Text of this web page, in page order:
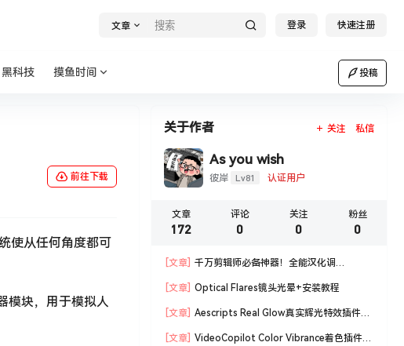
文章 登录 快速注册
黑科技 摸鱼时间 投稿
前往下载
使从任何角度都可
模块，用于模拟人
关于作者 关注 私信
As you wish
彼岸 Lv81 认证用户
文章
172
评论
0
关注
0
粉丝
0
[文章]
千万剪辑师必备神器！全能汉化调
[文章]
Optical Flares镜头光晕+安装教程
[文章]
Aescripts Real Glow真实辉光特效插件
[文章]
VideoCopilot Color Vibrance着色插件